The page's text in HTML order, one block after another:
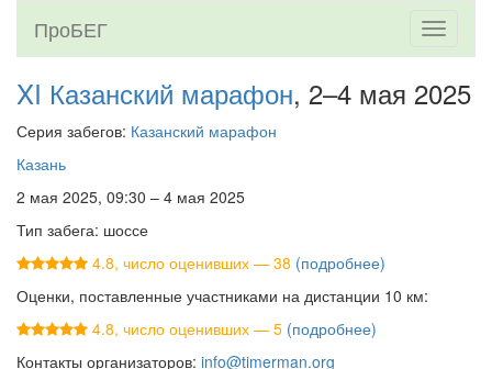
Toggle
ПроБЕГ
XI Казанский марафон, 2–4 мая 2025
Серия забегов: Казанский марафон
Казань
2 мая 2025, 09:30 – 4 мая 2025
Тип забега: шоссе
4.8, число оценивших — 38 (подробнее)
Оценки, поставленные участниками на дистанции 10 км:
4.8, число оценивших — 5 (подробнее)
Контакты организаторов: info@timerman.org